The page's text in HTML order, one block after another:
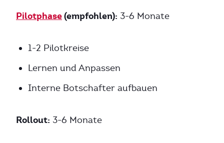
Pilotphase(empfohlen): 3-6 Monate
1-2 Pilotkreise
Lernen und Anpassen
Interne Botschafter aufbauen
Rollout: 3-6 Monate